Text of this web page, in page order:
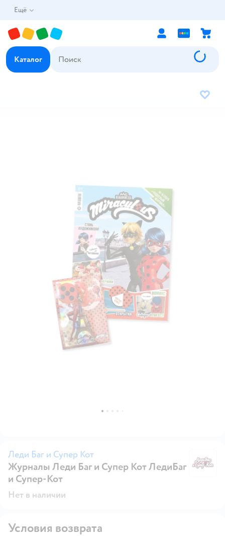
Ещё
Каталог
В
Леди Баг и Супер Кот
Журналы Леди Баг и Супер Кот ЛедиБаг
и Супер-Кот
Нет в наличии
Условия возврата